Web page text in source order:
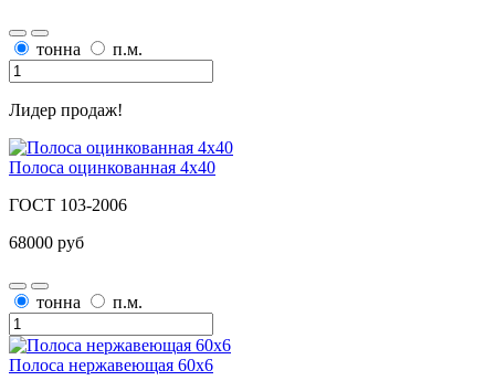
тонна п.м.
Лидер продаж!
Полоса оцинкованная 4х40
ГОСТ 103-2006
68000 руб
тонна п.м.
Полоса нержавеющая 60x6